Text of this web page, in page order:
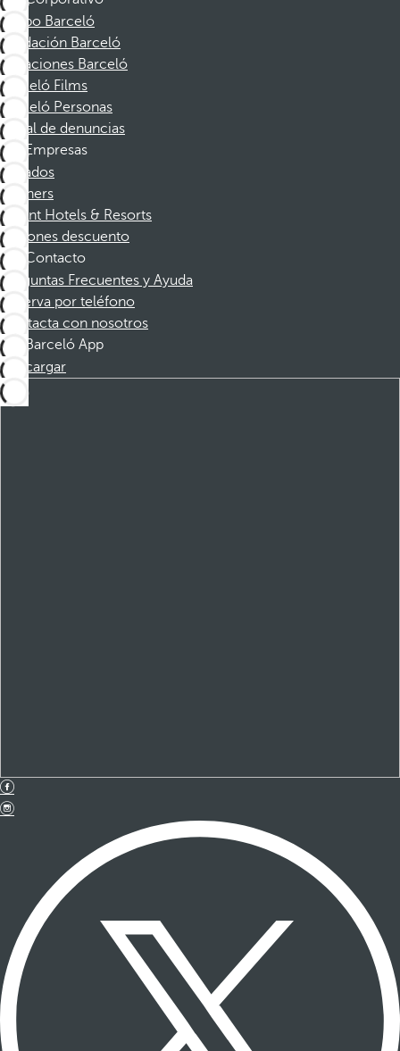
Grupo Barceló
Fundación Barceló
Vacaciones Barceló
Barceló Films
Barceló Personas
Canal de denuncias
Empresas
Afiliados
Partners
Dorint Hotels & Resorts
Cupones descuento
Contacto
Preguntas Frecuentes y Ayuda
Reserva por teléfono
Contacta con nosotros
Barceló App
Descargar